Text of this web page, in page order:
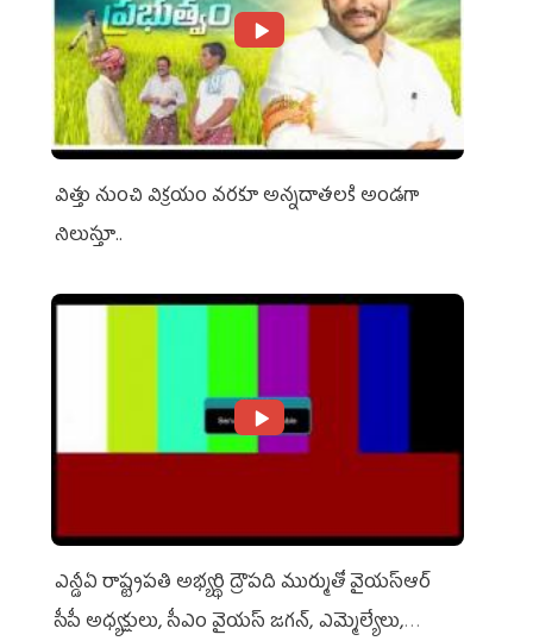
విత్తు నుంచి విక్రయం వరకూ అన్నదాతలకి అండగా
నిలుస్తూ..
ఎన్డీఏ రాష్ట్ర‌ప‌తి అభ్య‌ర్థి ద్రౌప‌ది ముర్ముతో వైయ‌స్ఆర్
సీపీ అధ్య‌క్షులు, సీఎం వైయ‌స్ జ‌గ‌న్, ఎమ్మెల్యేలు,